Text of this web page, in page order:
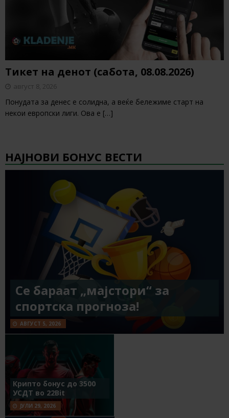
Тикет на денот (сабота, 08.08.2026)
август 8, 2026
Понудата за денес е солидна, а веќе бележиме старт на
некои европски лиги. Ова е […]
НАЈНОВИ БОНУС ВЕСТИ
Се бараат „мајстори“ за
спортска прогноза!
АВГУСТ 5, 2026
Крипто бонус до 3500
УСДТ во 22Bit
ЈУЛИ 29, 2026